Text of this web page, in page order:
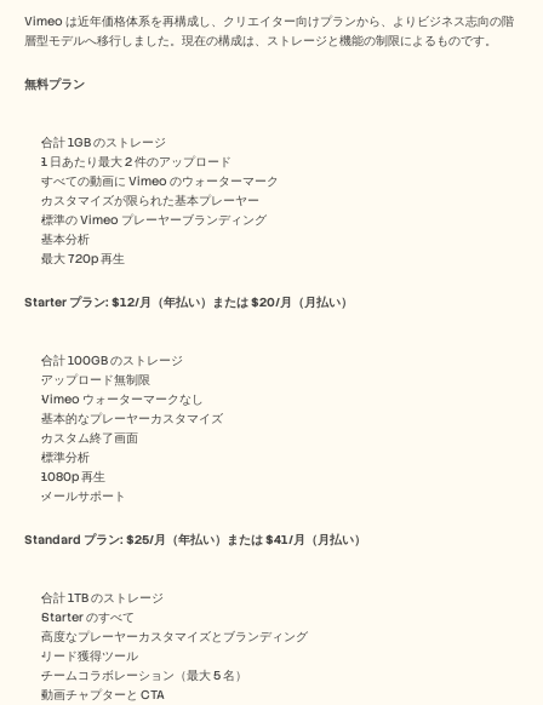
Vimeo は近年価格体系を再構成し、クリエイター向けプランから、よりビジネス志向の階
層型モデルへ移行しました。現在の構成は、ストレージと機能の制限によるものです。
無料プラン
合計 1GB のストレージ
1 日あたり最大 2 件のアップロード
すべての動画に Vimeo のウォーターマーク
カスタマイズが限られた基本プレーヤー
標準の Vimeo プレーヤーブランディング
基本分析
最大 720p 再生
Starter プラン: $12/月（年払い）または $20/月（月払い）
合計 100GB のストレージ
アップロード無制限
Vimeo ウォーターマークなし
基本的なプレーヤーカスタマイズ
カスタム終了画面
標準分析
1080p 再生
メールサポート
Standard プラン: $25/月（年払い）または $41/月（月払い）
合計 1TB のストレージ
Starter のすべて
高度なプレーヤーカスタマイズとブランディング
リード獲得ツール
チームコラボレーション（最大 5 名）
動画チャプターと CTA